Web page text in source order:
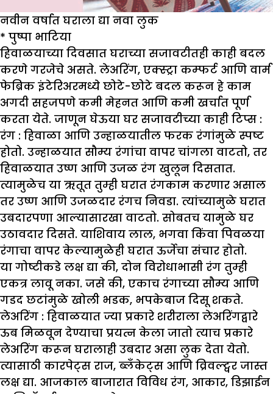
नवीन वर्षात घराला द्या नवा लुक
* पुष्पा भाटिया
हिवाळयाच्या दिवसात घराच्या सजावटीतही काही बदल
करणे गरजेचे असते. लेअरिंग, एक्स्ट्रा कम्फर्ट आणि वार्म
फेब्रिक इंटेरिअरमध्ये छोटे-छोटे बदल करून हे काम
अगदी सहजपणे कमी मेहनत आणि कमी खर्चात पूर्ण
करता येते. जाणून घेऊया घर सजावटीच्या काही टिप्स :
रंग : हिवाळा आणि उन्हाळयातील फरक रंगांमुळे स्पष्ट
होतो. उन्हाळयात सौम्य रंगांचा वापर चांगला वाटतो, तर
हिवाळयात उष्ण आणि उजळ रंग खुलून दिसतात.
त्यामुळेच या ऋतूत तुम्ही घरात रंगकाम करणार असाल
तर उष्ण आणि उजळदार रंगच निवडा. त्यांच्यामुळे घरात
उबदारपणा आल्यासारखा वाटतो. सोबतच यामुळे घर
उठावदार दिसते. याशिवाय लाल, भगवा किंवा पिवळया
रंगाचा वापर केल्यामुळेही घरात ऊर्जेचा संचार होतो.
या गोष्टीकडे लक्ष द्या की, दोन विरोधाभासी रंग तुम्ही
एकत्र लावू नका. जसे की, एकाच रंगाच्या सौम्य आणि
गडद छटांमुळे खोली भडक, भपकेबाज दिसू शकते.
लेअरिंग : हिवाळयात ज्या प्रकारे शरीराला लेअरिंगद्वारे
ऊब मिळवून देण्याचा प्रयत्न केला जातो त्याच प्रकारे
लेअरिंग करून घरालाही उबदार असा लुक देता येतो.
त्यासाठी कारपेट्स राज, ब्लँकेट्स आणि व्रिवल्ट्वर जास्त
लक्ष द्या. आजकाल बाजारात विविध रंग, आकार, डिझाईन